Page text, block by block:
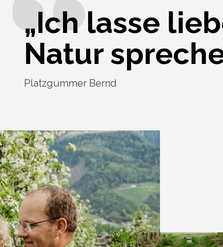
„Ich lasse
Natur
Platzgummer Bernd